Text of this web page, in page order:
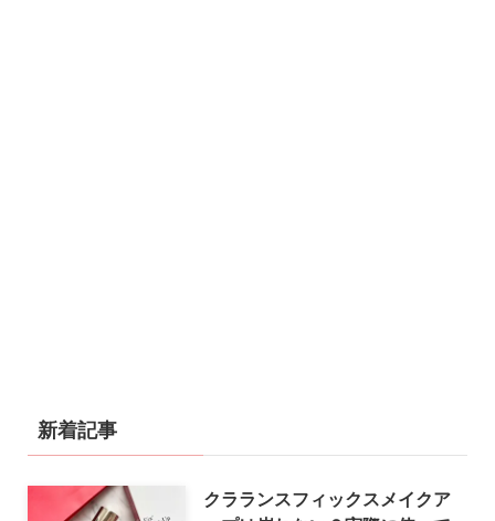
新着記事
クラランスフィックスメイクア